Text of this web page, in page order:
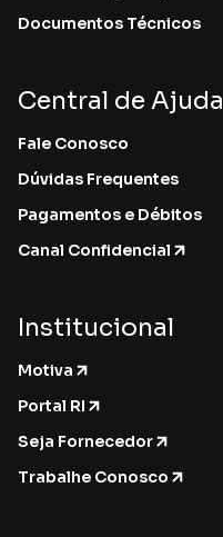
Documentos Técnicos
Central de Ajuda
Fale Conosco
Dúvidas Frequentes
Pagamentos e Débitos
Canal Confidencial
Institucional
Motiva
Portal RI
Seja Fornecedor
Trabalhe Conosco